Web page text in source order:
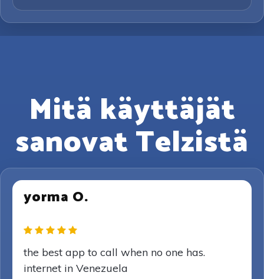
Mitä käyttäjät
sanovat Telzistä
yorma O.
the best app to call when no one has.
internet in Venezuela